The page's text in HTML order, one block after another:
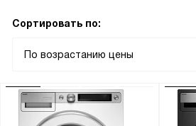
Сортировать по:
По возрастанию цены